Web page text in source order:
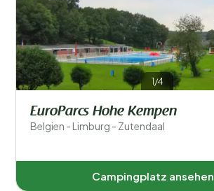
1/4
EuroParcs Hohe Kempen
Belgien - Limburg - Zutendaal
Campingplatz ansehen